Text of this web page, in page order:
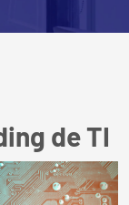
de TI